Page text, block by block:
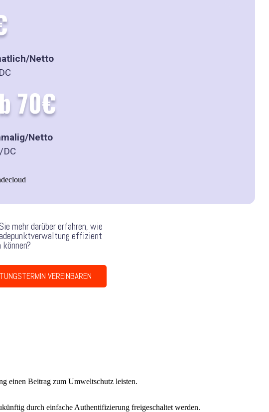
Netto
70€
Netto
DC
mehr darüber erfahren, wie
effizient
VEREINBAREN
einen Beitrag zum Umweltschutz leisten.
durch einfache Authentifizierung freigeschaltet werden.